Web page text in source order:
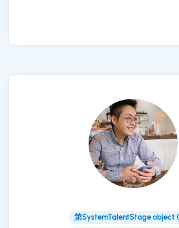
第SystemTalentStage object